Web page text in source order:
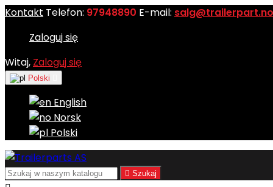
Kontakt Telefon: 97948890 E-mail: salg@trailerpart.no
Zaloguj się
Witaj, Zaloguj się
Polski
English
Norsk
Polski
 Szukaj